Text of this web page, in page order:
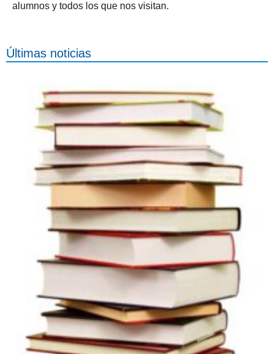
alumnos y todos los que nos visitan.
Últimas noticias